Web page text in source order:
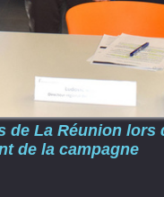
La Réunion lors
de la campagne